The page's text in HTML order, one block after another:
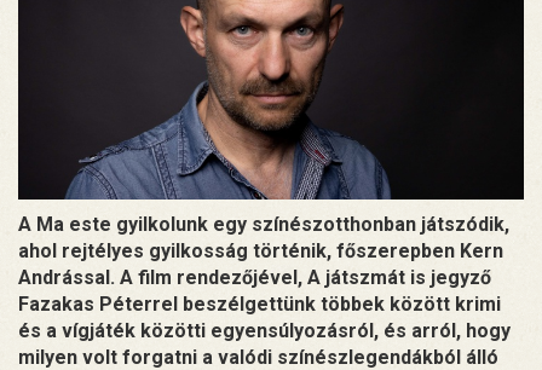
A Ma este gyilkolunk egy színészotthonban játszódik,
ahol rejtélyes gyilkosság történik, főszerepben Kern
Andrással. A film rendezőjével, A játszmát is jegyző
Fazakas Péterrel beszélgettünk többek között krimi
és a vígjáték közötti egyensúlyozásról, és arról, hogy
milyen volt forgatni a valódi színészlegendákból álló